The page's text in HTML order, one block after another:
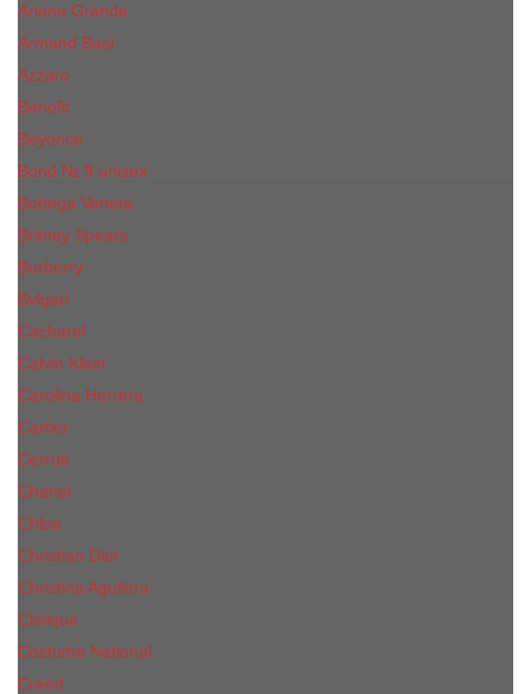
Ariana Grande
Armand Basi
Azzaro
Benefit
Beyonce
Bond № 9 unisex
Bottega Veneta
Britney Spears
Burberry
Bvlgari
Cacharel
Calvin Klein
Carolina Herrera
Cartier
Cerruti
Сhanеl
Chloe
Christian Dior
Christina Aguilera
Сliniquе
Costume National
Creed